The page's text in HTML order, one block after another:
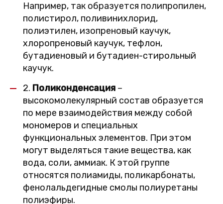
Например, так образуется полипропилен,
полистирол, поливинихлорид,
полиэтилен, изопреновый каучук,
хлоропреновый каучук, тефлон,
бутадиеновый и бутадиен-стирольный
каучук.
2. Поликонденсация –
высокомолекулярный состав образуется
по мере взаимодействия между собой
мономеров и специальных
функциональных элементов. При этом
могут выделяться такие вещества, как
вода, соли, аммиак. К этой группе
относятся полиамиды, поликарбонаты,
фенолальдегидные смолы полиуретаны
полиэфиры.